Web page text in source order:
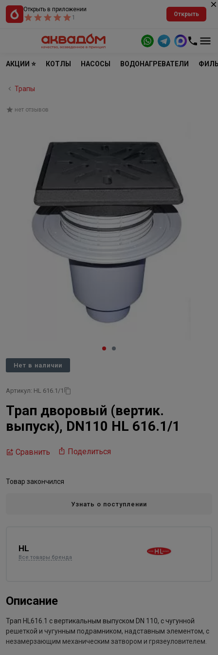
Открыть в приложении
1
Открыть
АКЦИИ ⭐ КОТЛЫ НАСОСЫ ВОДОНАГРЕВАТЕЛИ
Трапы
нет отзывов
Нет в наличии
Артикул: HL 616.1/1
Трап дворовый (вертик.
выпуск), DN110 HL 616.1/1
Сравнить Поделиться
Товар закончился
Узнать о поступлении
HL
Все товары бренда
Описание
Трап HL616.1 с вертикальным выпуском DN 110, с чугунной
решеткой и чугунным подрамником, надставным элементом, с
незамерзающим механическим затвором и грязеуловителем.